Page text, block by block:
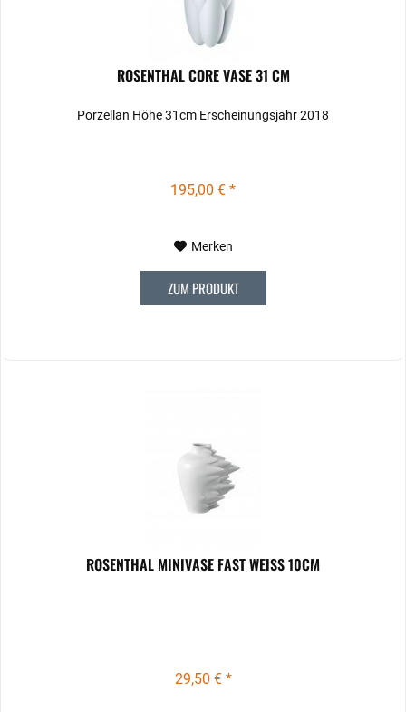
ROSENTHAL CORE VASE 31 CM
Porzellan Höhe 31cm Erscheinungsjahr 2018
195,00 € *
Merken
ZUM PRODUKT
ROSENTHAL MINIVASE FAST WEISS 10CM
29,50 € *